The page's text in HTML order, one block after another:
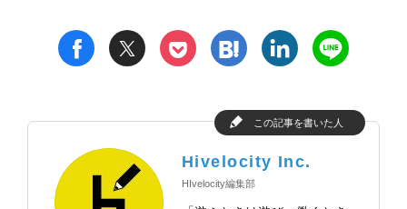
f t p h l n
この記事を書いた人
Hivelocity Inc.
HIvelocity編集部